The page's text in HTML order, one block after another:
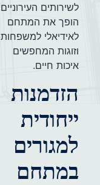
לשירותים העירוניים
הופך את המתחם
לאידיאלי למשפחות
וזוגות המחפשים
איכות חיים.
הזדמנות
ייחודית
למגורים
במתחם